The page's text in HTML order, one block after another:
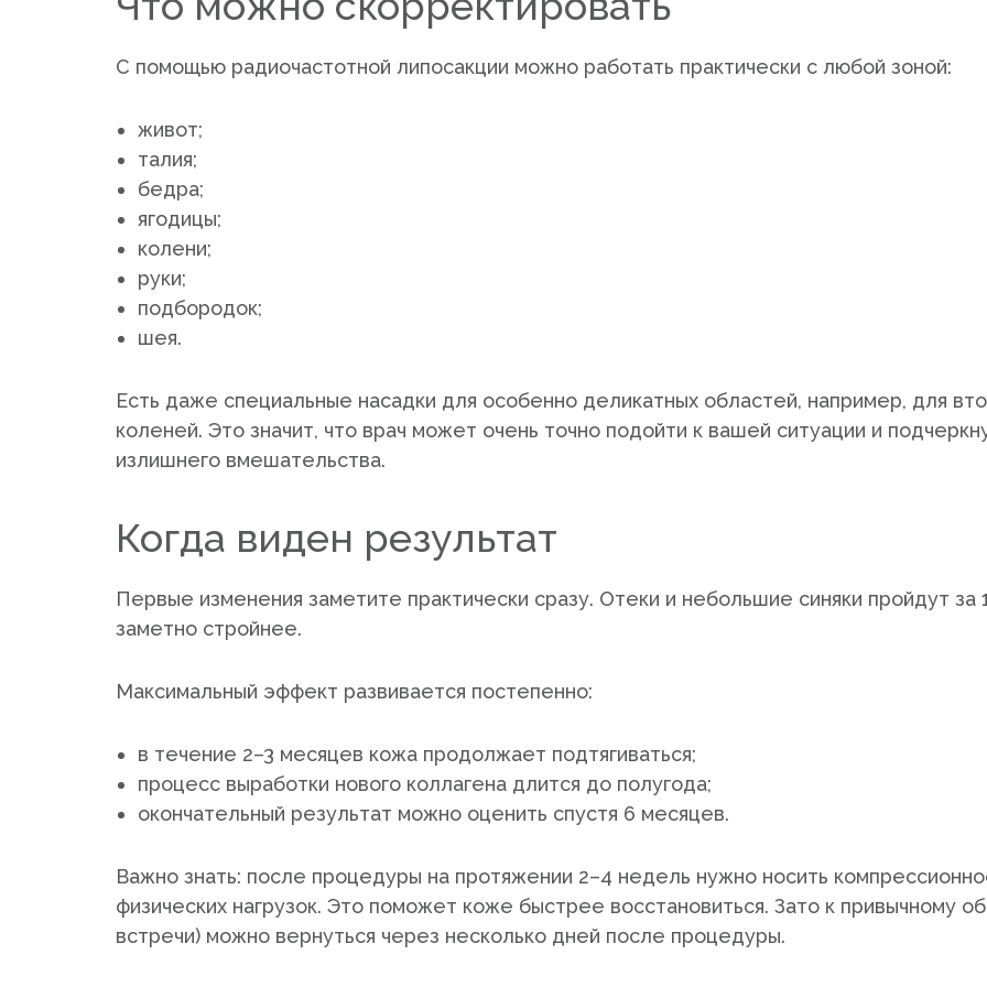
С помощью радиочастотной липосакции можно работать практически с любой зоной:
живот;
талия;
бедра;
ягодицы;
колени;
руки;
подбородок;
шея.
Есть даже специальные насадки для особенно деликатных областей, например, для
коленей. Это значит, что врач может очень точно подойти к вашей ситуации и
излишнего вмешательства.
Когда виден результат
Первые изменения заметите практически сразу. Отеки и небольшие синяки пройдут
заметно стройнее.
Максимальный эффект развивается постепенно:
в течение 2–3 месяцев кожа продолжает подтягиваться;
процесс выработки нового коллагена длится до полугода;
окончательный результат можно оценить спустя 6 месяцев.
Важно знать: после процедуры на протяжении 2–4 недель нужно носить
физических нагрузок. Это поможет коже быстрее восстановиться. Зато к привычному
встречи) можно вернуться через несколько дней после процедуры.